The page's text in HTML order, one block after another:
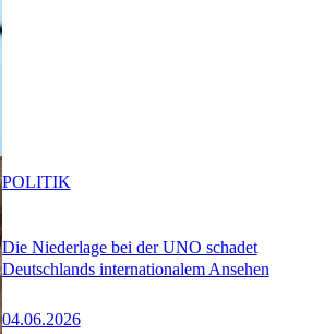
Die Niederlage bei der UNO schadet
Deutschlands internationalem Ansehen
04.06.2026
POLITIK